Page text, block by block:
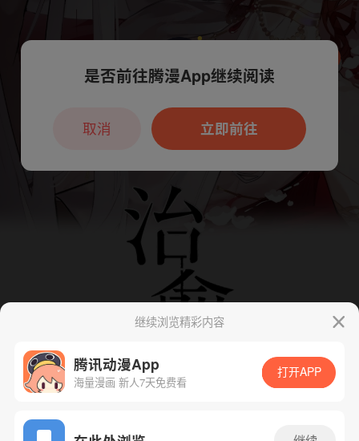
App免费看
继续浏览精彩内容
腾讯动漫App
海量漫画 新人7天免费看
打开APP
本章节仅支持App阅读，可打开App新用
户7天免费看
是否前往腾漫App继续阅读
立即前往
取消